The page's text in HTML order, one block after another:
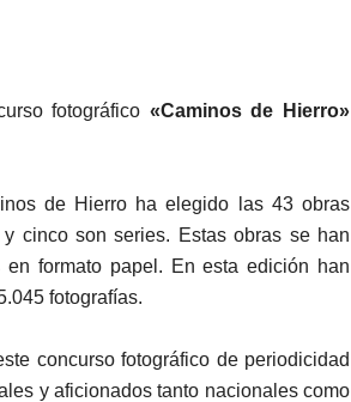
fotográfico «Caminos de Hierro»
de Hierro ha elegido las 43 obras
cinco son series. Estas obras se han
formato papel. En esta edición han
fotografías.
concurso fotográfico de periodicidad
y aficionados tanto nacionales como